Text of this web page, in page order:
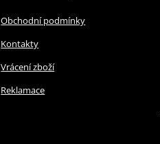
Obchodní podmínky
Kontakty
Vrácení zboží
Reklamace